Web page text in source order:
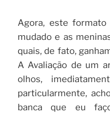
Agora, este formato
mudado e as
quais, de fato,
A Avaliação de um
olhos,
particularmente,
banca que eu